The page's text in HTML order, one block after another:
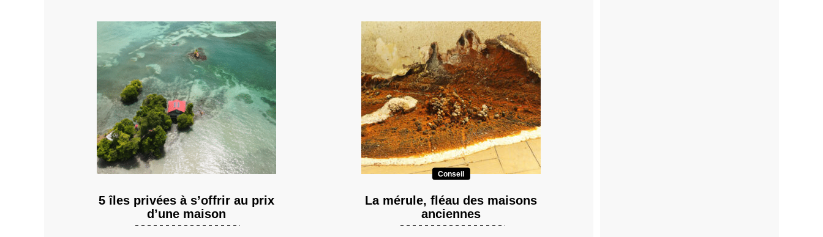
5 îles privées à s’offrir au prix
d’une maison
Conseil
La mérule, fléau des maisons
anciennes